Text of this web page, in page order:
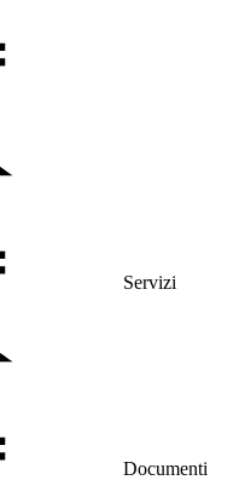
Servizi
Documenti